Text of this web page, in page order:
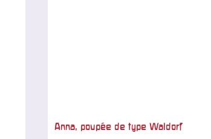
Anna, poupée de type Waldorf